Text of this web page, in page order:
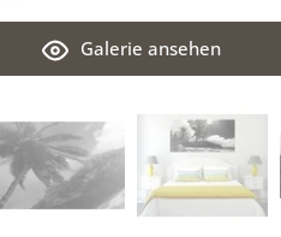
Galerie ansehen